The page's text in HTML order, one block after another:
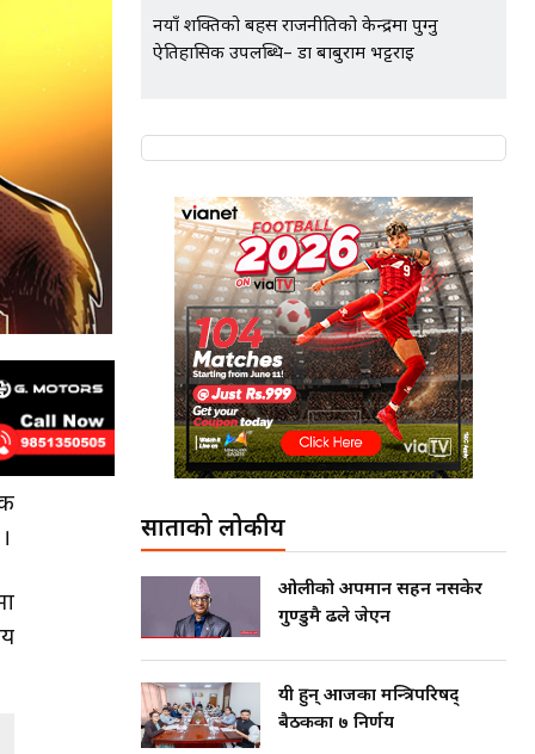
नयाँ शक्तिको बहस राजनीतिको केन्द्रमा पुग्नु
ऐतिहासिक उपलब्धि– डा बाबुराम भट्टराई
साताको लोकप्रीय
ओलीको अपमान सहन नसकेर
गुण्डुमै ढले जेएन
यी हुन् आजका मन्त्रिपरिषद्
बैठकका ७ निर्णय